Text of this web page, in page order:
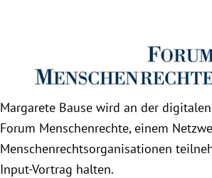
Obfrau im Ausschuss für
humanitäre Hilfe
Mein Abstimmungsverhalten
Margarete Bause wird an der
Forum Menschenrechte, einem
Menschenrechtsorganisationen
Input-Vortrag halten.